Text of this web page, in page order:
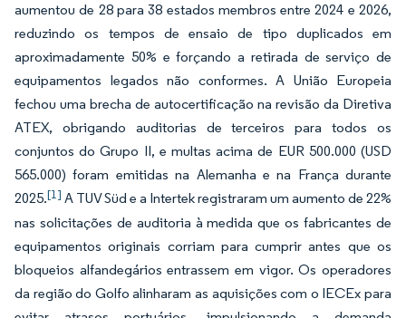
aumentou de 28 para 38 estados membros entre 2024 e 2026,
reduzindo os tempos de ensaio de tipo duplicados em
aproximadamente 50% e forçando a retirada de serviço de
equipamentos legados não conformes. A União Europeia
fechou uma brecha de autocertificação na revisão da Diretiva
ATEX, obrigando auditorias de terceiros para todos os
conjuntos do Grupo II, e multas acima de EUR 500.000 (USD
565.000) foram emitidas na Alemanha e na França durante
2025.[1] A TUV Süd e a Intertek registraram um aumento de 22%
nas solicitações de auditoria à medida que os fabricantes de
equipamentos originais corriam para cumprir antes que os
bloqueios alfandegários entrassem em vigor. Os operadores
da região do Golfo alinharam as aquisições com o IECEx para